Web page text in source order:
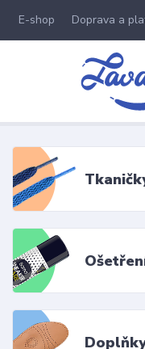
E-shop Doprava a